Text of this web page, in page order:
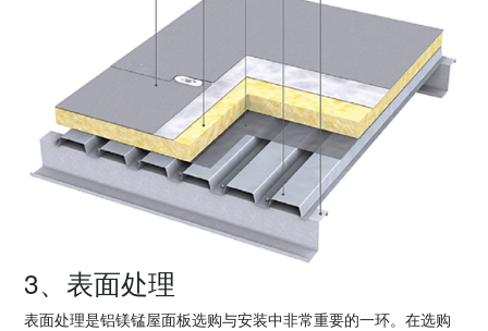
3、表面处理
表面处理是铝镁锰屋面板选购与安装中非常重要的一环。在选购